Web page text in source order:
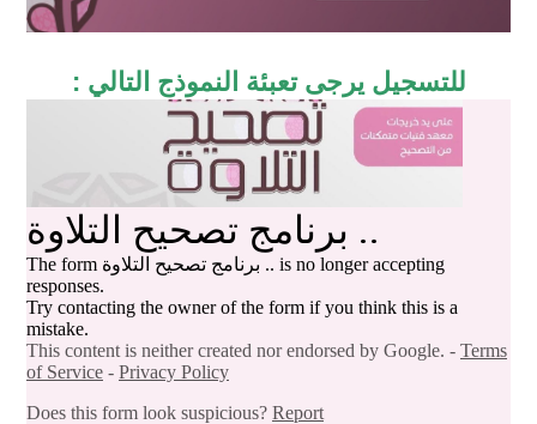
للتسجيل يرجى تعبئة النموذج التالي :